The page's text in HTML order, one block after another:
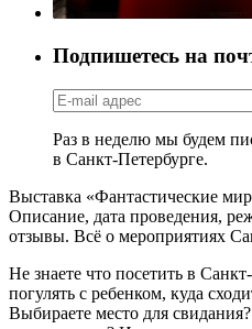
Подпишетесь на
Раз в неделю мы будем
в Санкт-Петербурге.
Выставка «Фантастические
Описание, дата проведения,
отзывы. Всё о мероприятиях
Не знаете что посетить в
погулять с ребенком, куда
Выбираете место для